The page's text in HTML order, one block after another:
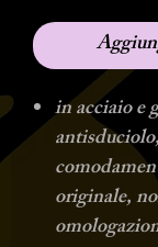
in acciaio e
originale,